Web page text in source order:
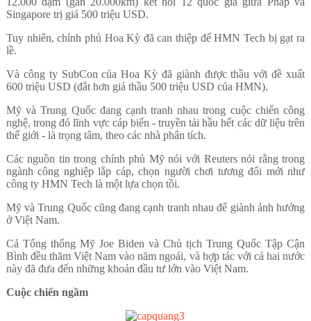
Singapore trị giá 500 triệu USD.
Tuy nhiên, chính phủ Hoa Kỳ đã can thiệp để HMN Tech bị gạt ra
lề.
Và công ty SubCon của Hoa Kỳ đã giành được thầu với đề xuất
600 triệu USD (đắt hơn giá thầu 500 triệu USD của HMN).
Mỹ và Trung Quốc đang cạnh tranh nhau trong cuộc chiến công
nghệ, trong đó lĩnh vực cáp biển - truyền tải hầu hết các dữ liệu trên
thế giới - là trọng tâm, theo các nhà phân tích.
Các nguồn tin trong chính phủ Mỹ nói với Reuters nói rằng trong
ngành công nghiệp lắp cáp, chọn người chơi tương đối mới như
công ty HMN Tech là một lựa chọn tồi.
Mỹ và Trung Quốc cũng đang cạnh tranh nhau để giành ảnh hưởng
ở Việt Nam.
Cả Tổng thống Mỹ Joe Biden và Chủ tịch Trung Quốc Tập Cận
Bình đều thăm Việt Nam vào năm ngoái, và hợp tác với cả hai nước
này đã đưa đến những khoản đầu tư lớn vào Việt Nam.
Cuộc chiến ngầm